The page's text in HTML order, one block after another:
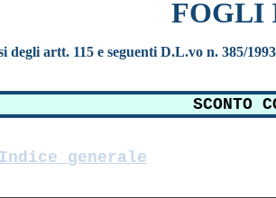
FOGLI
degli artt. 115 e seguenti D.L.vo n. 385/
SCONTO
generale